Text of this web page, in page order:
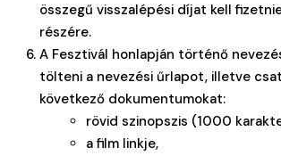
összegű visszalépési díjat kell
részére.
A Fesztivál honlapján történő
tölteni a nevezési űrlapot, illetve
következő dokumentumokat:
rövid szinopszis (1000
a film linkje,